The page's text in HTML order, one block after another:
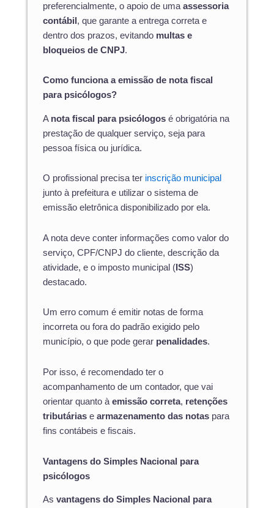
preferencialmente, o apoio de uma assessoria
contábil , que garante a entrega correta e
dentro dos prazos, evitando multas e
bloqueios de CNPJ.
Como funciona a emissão de nota fiscal
para psicólogos?
A nota fiscal para psicólogos é obrigatória na
prestação de qualquer serviço, seja para
pessoa física ou jurídica.
O profissional precisa ter inscrição municipal
junto à prefeitura e utilizar o sistema de
emissão eletrônica disponibilizado por ela.
A nota deve conter informações como valor do
serviço, CPF/CNPJ do cliente, descrição da
atividade, e o imposto municipal ( ISS)
destacado.
Um erro comum é emitir notas de forma
incorreta ou fora do padrão exigido pelo
município, o que pode gerar penalidades.
Por isso, é recomendado ter o
acompanhamento de um contador, que vai
orientar quanto à emissão correta, retenções
tributárias e armazenamento das notas para
fins contábeis e fiscais.
Vantagens do Simples Nacional para
psicólogos
As vantagens do Simples Nacional para